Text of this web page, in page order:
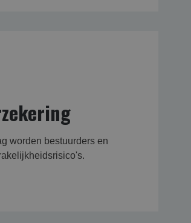
worden bestuurders en